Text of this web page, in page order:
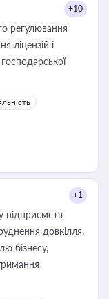
+10
регулювання
ліцензій і
+1
підприємств
довкілля.
бізнесу,